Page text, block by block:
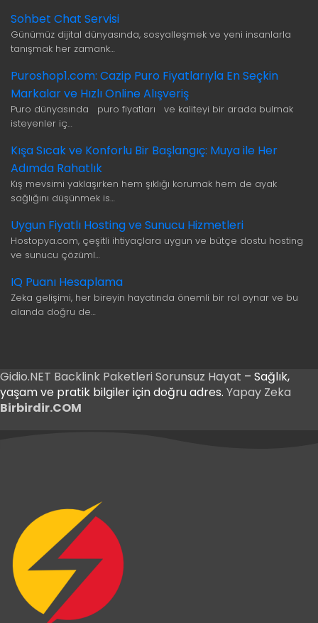
Sohbet Chat Servisi
Günümüz dijital dünyasında, sosyalleşmek ve yeni insanlarla
tanışmak her zamank…
Puroshop1.com: Cazip Puro Fiyatlarıyla En Seçkin
Markalar ve Hızlı Online Alışveriş
Puro dünyasında puro fiyatları ve kaliteyi bir arada bulmak
isteyenler iç…
Kışa Sıcak ve Konforlu Bir Başlangıç: Muya ile Her
Adımda Rahatlık
Kış mevsimi yaklaşırken hem şıklığı korumak hem de ayak
sağlığını düşünmek is…
Uygun Fiyatlı Hosting ve Sunucu Hizmetleri
Hostopya.com, çeşitli ihtiyaçlara uygun ve bütçe dostu hosting
ve sunucu çözüml…
IQ Puanı Hesaplama
Zeka gelişimi, her bireyin hayatında önemli bir rol oynar ve bu
alanda doğru de…
Gidio.NET Backlink Paketleri Sorunsuz Hayat – Sağlık,
yaşam ve pratik bilgiler için doğru adres. Yapay Zeka
Birbirdir.COM